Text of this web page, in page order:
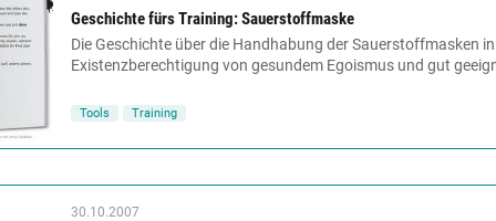
Geschichte fürs Training: Sauerstoffmaske
Die Geschichte über die Handhabung der Sauerstoffmasken
Existenzberechtigung von gesundem Egoismus und gut
Tools Training
30.10.2007